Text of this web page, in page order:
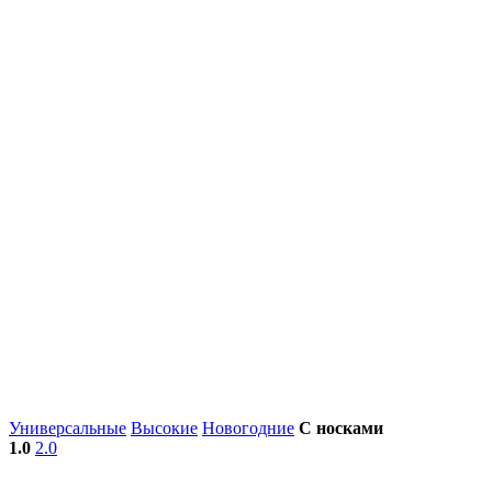
Универсальные Высокие Новогодние С носками
1.0 2.0